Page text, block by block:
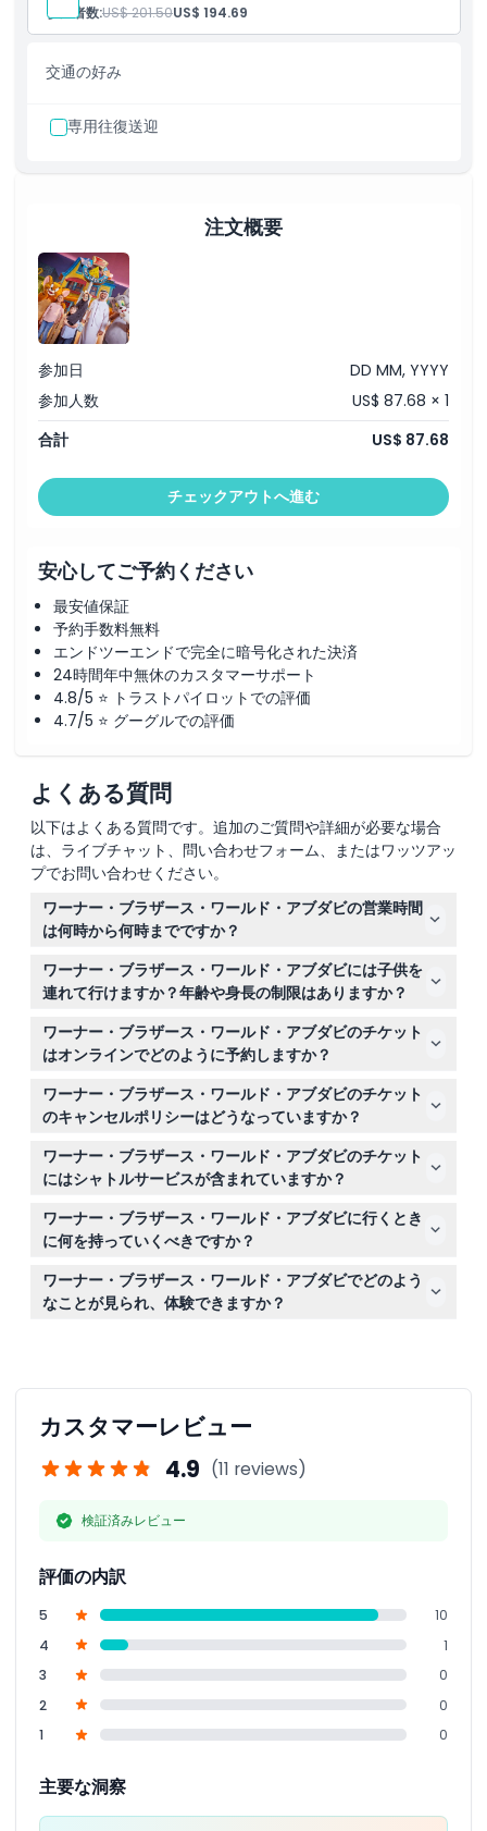
シーワールドとワーナー・ブラザース・ワールド・アブダビへ
の1日入場チケット （両パークへ各1回の入場）
アクセス
参加者数:US$ 201.50US$ 194.69
交通の好み
専用往復送迎
注文概要
参加日
DD MM, YYYY
参加人数
US$ 87.68 × 1
合計
US$ 87.68
チェックアウトへ進む
安心してご予約ください
最安値保証
予約手数料無料
エンドツーエンドで完全に暗号化された決済
24時間年中無休のカスタマーサポート
4.8/5 ⭐ トラストパイロットでの評価
4.7/5 ⭐ グーグルでの評価
よくある質問
以下はよくある質問です。追加のご質問や詳細が必要な場合
は、ライブチャット、問い合わせフォーム、またはワッツアッ
プでお問い合わせください。
ワーナー・ブラザース・ワールド・アブダビの営業時間
は何時から何時までですか？
ワーナー・ブラザース・ワールド・アブダビは通常、毎日
午前11時から午後8時まで営業していますが、ラマダンや
イードの期間は営業時間が異なる場合があります（変更の
可能性あり。予約時にご確認ください）。
ワーナー・ブラザース・ワールド・アブダビには子供を
連れて行けますか？年齢や身長の制限はありますか？
3歳以下の子供は保護者同伴で無料入場できますが、年齢
確認のために保護者の身分証明書の提示が必要な場合があ
ります。また、一部のアトラクションには安全上の身長制
限がありますので、チケット購入前にアトラクションの詳
細をご確認ください。
ワーナー・ブラザース・ワールド・アブダビのチケット
はオンラインでどのように予約しますか？
このウェブサイト上でご希望の日付とチケット種類を選択
することで、簡単にオンライン予約ができ、事前に入場が
確保されます。
ワーナー・ブラザース・ワールド・アブダビのチケット
のキャンセルポリシーはどうなっていますか？
チケットは返金不可でキャンセルも一切できませんので、
予約前に日付を慎重にご選択ください。
ワーナー・ブラザース・ワールド・アブダビのチケット
にはシャトルサービスが含まれていますか？
はい、一部のチケットオプションには無料シャトルサービ
スが含まれており、ヤス島までの移動が追加費用なしで便
利です。
ワーナー・ブラザース・ワールド・アブダビに行くとき
に何を持っていくべきですか？
快適な服装と歩きやすい靴、チケット（紙またはデジタ
ル）、日焼け止めや水などの必需品をお持ちください。パ
ーク内は完全に空調されています。
ワーナー・ブラザース・ワールド・アブダビでどのよう
なことが見られ、体験できますか？
カスタマーレビュー
4.9 (11 reviews)
検証済みレビュー
評価の内訳
5
10
4
1
3
0
2
0
1
0
主要な洞察